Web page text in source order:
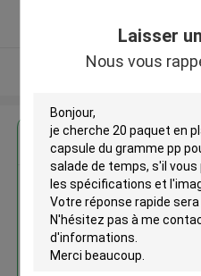
Laisser
Nous vous
20
Recepe